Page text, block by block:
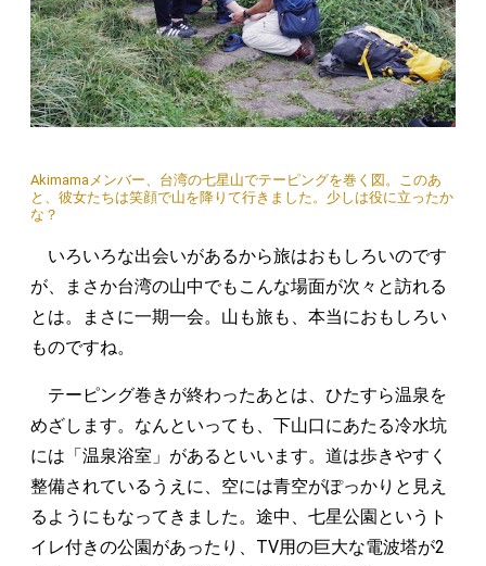
Akimamaメンバー、台湾の七星山でテーピングを巻く図。このあ
と、彼女たちは笑顔で山を降りて行きました。少しは役に立ったか
な？
いろいろな出会いがあるから旅はおもしろいのです
が、まさか台湾の山中でもこんな場面が次々と訪れる
とは。まさに一期一会。山も旅も、本当におもしろい
ものですね。
テーピング巻きが終わったあとは、ひたすら温泉を
めざします。なんといっても、下山口にあたる冷水坑
には「温泉浴室」があるといいます。道は歩きやすく
整備されているうえに、空には青空がぽっかりと見え
るようにもなってきました。途中、七星公園というト
イレ付きの公園があったり、TV用の巨大な電波塔が2